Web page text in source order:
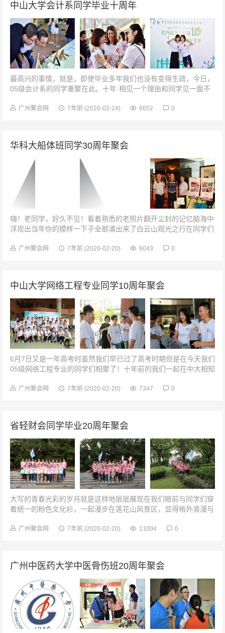
中山大学会计系同学毕业十周年
最高兴的事情，就是，即使毕业多年我们也没有变得生疏，今日，
05级会计系的同学重聚在此。十年·相见一个理由和同学见一面不
长，真情永在！你依然是我...
广州聚会网 7年前 (2020-02-24) 6652 0
华科大船体班同学30周年聚会
嗨！老同学，好久不见！看着熟悉的老照片翻开尘封的记忆脑海中
浮现出当年你的模样一下子全部涌出来了白云山观光之行在同学们
意气风发刻苦学习并肩努力往...
广州聚会网 7年前 (2020-02-20) 6043 0
中山大学网络工程专业同学10周年聚会
6月7日又是一年高考时虽然我们早已过了高考时期但是在今天我们
05级网络工程专业的同学们相聚了！十年前的我们一起在中大相知
意，畅谈阔别情十年后的...
广州聚会网 7年前 (2020-02-20) 7347 0
省轻财会同学毕业20周年聚会
大写的青春光彩的岁月就是这样地层层展现在我们眼前与同学们穿
着统一的粉色文化衫，一起漫步在莲花山风景区，显得格外浪漫与
觉得自己又回到了我们的少女...
广州聚会网 7年前 (2020-02-20) 11004 0
广州中医药大学中医骨伤班20周年聚会